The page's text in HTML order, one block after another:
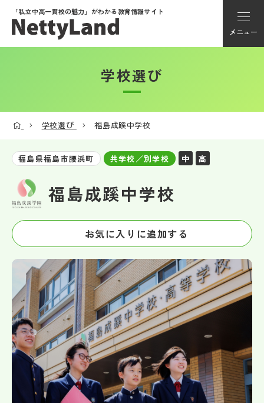
「私立中高一貫校の魅力」がわかる教育情報サイト
メニュー
アカウント登録
学校動画
私学探検隊
帰国生受験情報
説明会・イベント情報
よみもの
学校からのお知らせ
学校選び
学校選び 福島成蹊中学校
福島県福島市腰浜町 共学校／別学校 中 高
福島成蹊中学校
お気に入りに追加する